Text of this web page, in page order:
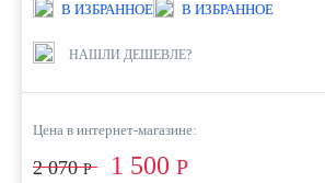
В ИЗБРАННОЕ В ИЗБРАННОЕ
НАШЛИ ДЕШЕВЛЕ?
Цена в интернет-магазине:
2 070Р 1 500 Р